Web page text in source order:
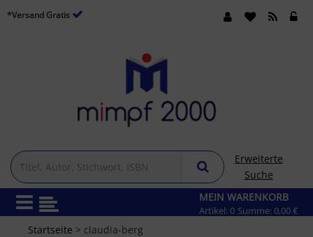
*Versand Gratis
Erweiterte
Suche
MEIN WARENKORB
Artikel: 0 Summe: 0,00 €
Startseite > claudia-berg